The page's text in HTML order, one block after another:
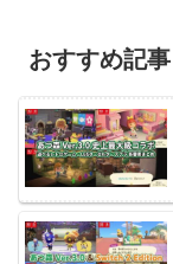
おすすめ記事